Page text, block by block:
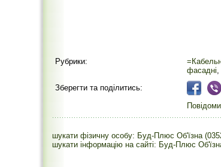
Рубрики:
фасадні,
Зберегти та поділитись:
шукати фізичну особу: Буд-Плюс Об'їзна
шукати інформацію на сайті: Буд-Плюс